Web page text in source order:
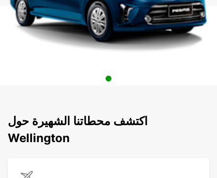
اكتشف محطاتنا الشهيرة حول
Wellington